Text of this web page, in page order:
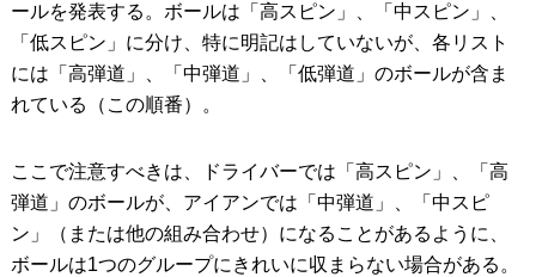
ールを発表する。ボールは「高スピン」、「中スピン」、
「低スピン」に分け、特に明記はしていないが、各リスト
には「高弾道」、「中弾道」、「低弾道」のボールが含ま
れている（この順番）。
ここで注意すべきは、ドライバーでは「高スピン」、「高
弾道」のボールが、アイアンでは「中弾道」、「中スピ
ン」（または他の組み合わせ）になることがあるように、
ボールは1つのグループにきれいに収まらない場合がある。